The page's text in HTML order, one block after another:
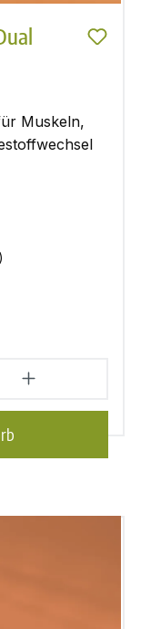
Muskeln,